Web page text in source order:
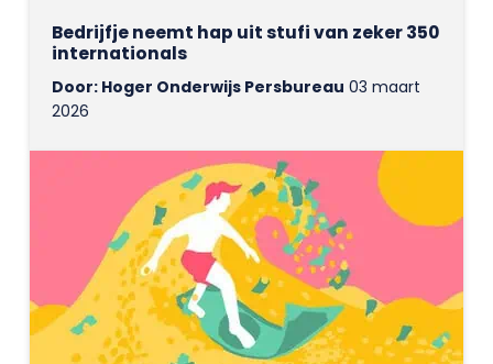
Bedrijfje neemt hap uit stufi van zeker 350
internationals
Door: Hoger Onderwijs Persbureau 03 maart
2026